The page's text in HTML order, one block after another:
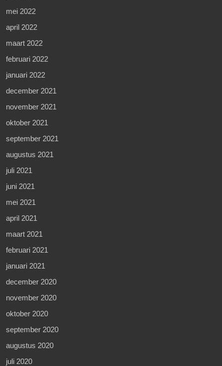
mei 2022
april 2022
maart 2022
februari 2022
januari 2022
december 2021
november 2021
oktober 2021
september 2021
augustus 2021
juli 2021
juni 2021
mei 2021
april 2021
maart 2021
februari 2021
januari 2021
december 2020
november 2020
oktober 2020
september 2020
augustus 2020
juli 2020